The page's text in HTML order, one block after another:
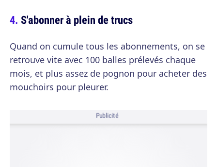
S'abonner à plein de trucs
Quand on cumule tous les abonnements, on se
retrouve vite avec 100 balles prélevés chaque
mois, et plus assez de pognon pour acheter des
mouchoirs pour pleurer.
Publicité